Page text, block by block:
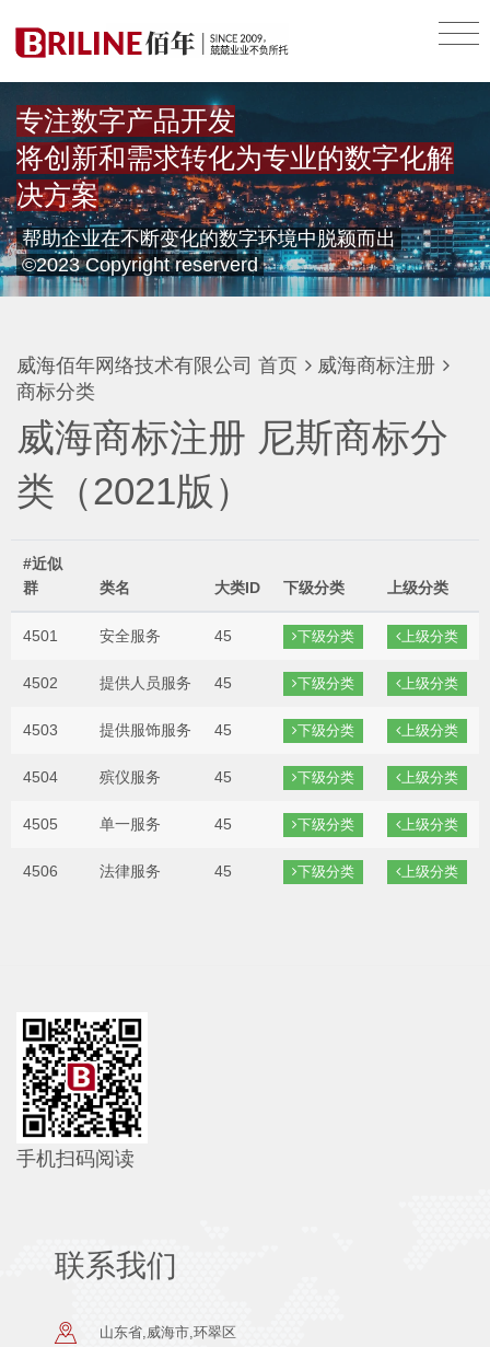
专注数字产品开发
将创新和需求转化为专业的数字化解
决方案
帮助企业在不断变化的数字环境中脱颖而出
©2023 Copyright reserverd
威海佰年网络技术有限公司 首页
威海商标注册
商标分类
威海商标注册 尼斯商标分
类（2021版）
#近似
群
类名 大类ID 下级分类 上级分类
4501 安全服务 45 下级分类 上级分类
4502 提供人员服务 45 下级分类 上级分类
4503 提供服饰服务 45 下级分类 上级分类
4504 殡仪服务 45 下级分类 上级分类
4505 单一服务 45 下级分类 上级分类
4506 法律服务 45 下级分类 上级分类
手机扫码阅读
联系我们
山东省,威海市,环翠区